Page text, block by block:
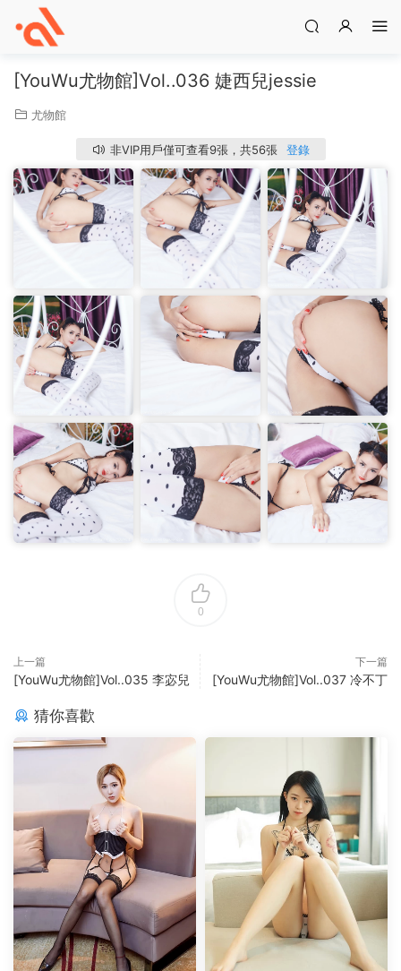
[YouWu尤物館]Vol..036 婕西兒jessie
尤物館
非VIP用戶僅可查看9張，共56張 登錄
0
上一篇
[YouWu尤物館]Vol..035 李宓兒
下一篇
[YouWu尤物館]Vol..037 冷不丁
猜你喜歡